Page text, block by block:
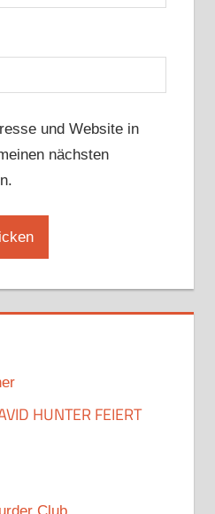
und Website in
nächsten
HUNTER FEIERT